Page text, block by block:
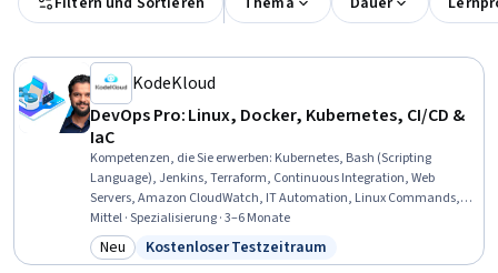
KodeKloud
DevOps Pro: Linux, Docker, Kubernetes, CI/CD &
IaC
Kompetenzen, die Sie erwerben: Kubernetes, Bash (Scripting
Language), Jenkins, Terraform, Continuous Integration, Web
Servers, Amazon CloudWatch, IT Automation, Linux Commands,
Nginx, Cloud Deployment, Operating System Administration,
Firewall, DevOps, Infrastructure As A Service (IaaS), Systems
Architecture, Cloud Infrastructure, Git (Version Control System),
Mittel · Spezialisierung · 3–6 Monate
Kategorie: Neu
Neu Status: Kostenloser Testzeitraum
Kostenloser Testzeitraum